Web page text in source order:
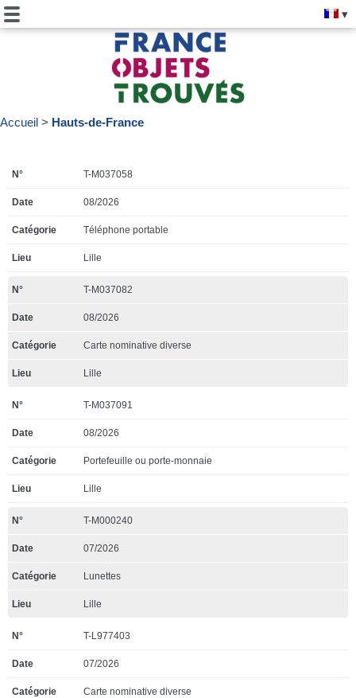
Accueil Hauts-de-France
T-M037058
08/2026
Téléphone portable
Lille
T-M037082
08/2026
Carte nominative diverse
Lille
T-M037091
08/2026
Portefeuille ou porte-monnaie
Lille
T-M000240
07/2026
Lunettes
Lille
T-L977403
07/2026
Carte nominative diverse